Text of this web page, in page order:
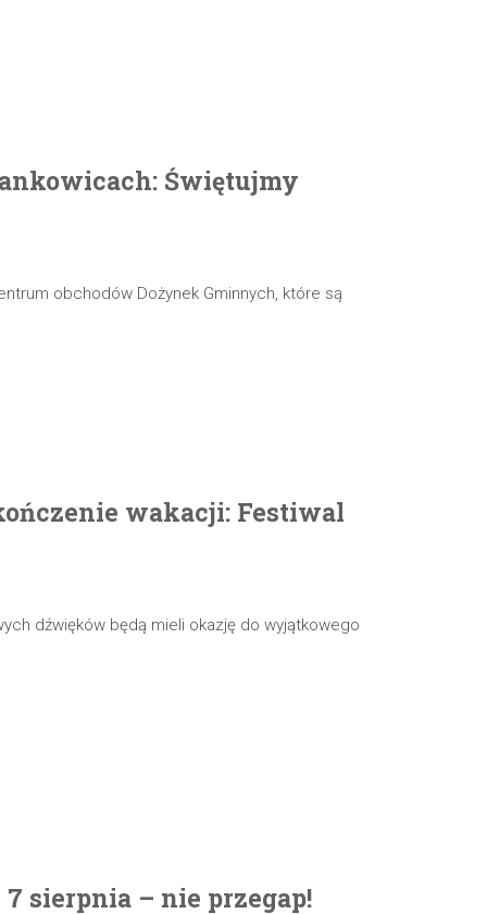
Świętujmy
obchodów Dożynek Gminnych, które są
wakacji: Festiwal
dźwięków będą mieli okazję do wyjątkowego
sierpnia – nie przegap!